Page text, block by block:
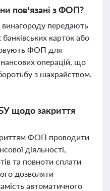
пов’язані з ФОП?
передають
карток або
ФОП для
операцій, що
з шахрайством.
щодо закриття
ФОП проводити
діяльності,
та повноти сплати
дозволяти
автоматичного